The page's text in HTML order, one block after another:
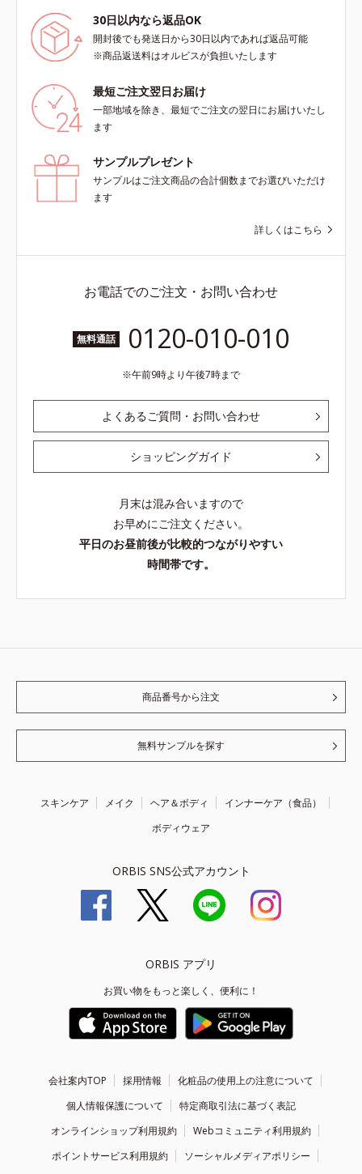
シナジー設計で、あなたのエイジン
グケアを応援します。*1 メラニン
の生成を抑え、シミ・ソバカスを防
内スキンケアシリーズの保湿力*3
年齢に応じたお手入れのこと*4 う
るおいによる*5 乾燥、ハリ・ツヤ
ロニセラカエルレア果汁、ノバラエ
キス配合＝うるおいを与えハリと透
明感に満ちた肌へ導く保湿成分*9
ださい。・BEAUTY夏祭りは、こち
Mintel社データベース及び先行技術
調査による当社調べ*5 オトギリソ
ウエキス配合＝肌にうるおいを与
導く保湿成分各商品の詳しい情報は
商品ページをご覧ください。・
30日以内なら返品OK
開封後でも発送日から30日以内であれば返品可能
※商品返送料はオルビスが負担いたします
最短ご注文翌日お届け
一部地域を除き、最短でご注文の翌日にお届けいたし
ます
サンプルプレゼント
サンプルはご注文商品の合計個数までお選びいただけ
ます
詳しくはこちら
お電話でのご注文・お問い合わせ
無料通話 0120-010-010
午前9時より午後7時まで
よくあるご質問・お問い合わせ
ショッピングガイド
月末は混み合いますので
お早めにご注文ください。
平日のお昼前後が比較的つながりやすい
時間帯です。
商品番号から注文
無料サンプルを探す
スキンケア メイク ヘア＆ボディ
インナーケア（食品）
ボディウェア
ORBIS SNS公式アカウント
ORBIS アプリ
お買い物をもっと楽しく、便利に！
会社案内TOP 採用情報
化粧品の使用上の注意について
個人情報保護について
特定商取引法に基づく表記
オンラインショップ利用規約
Webコミュニティ利用規約
ポイントサービス利用規約
ソーシャルメディアポリシー